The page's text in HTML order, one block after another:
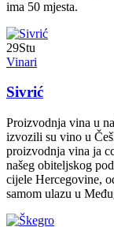
ima 50 mjesta.
29Stu
Vinari
Sivrić
Proizvodnja vina u
izvozili su vino u
proizvodnja vina ja
našeg obiteljskog
cijele Hercegovine,
samom ulazu u